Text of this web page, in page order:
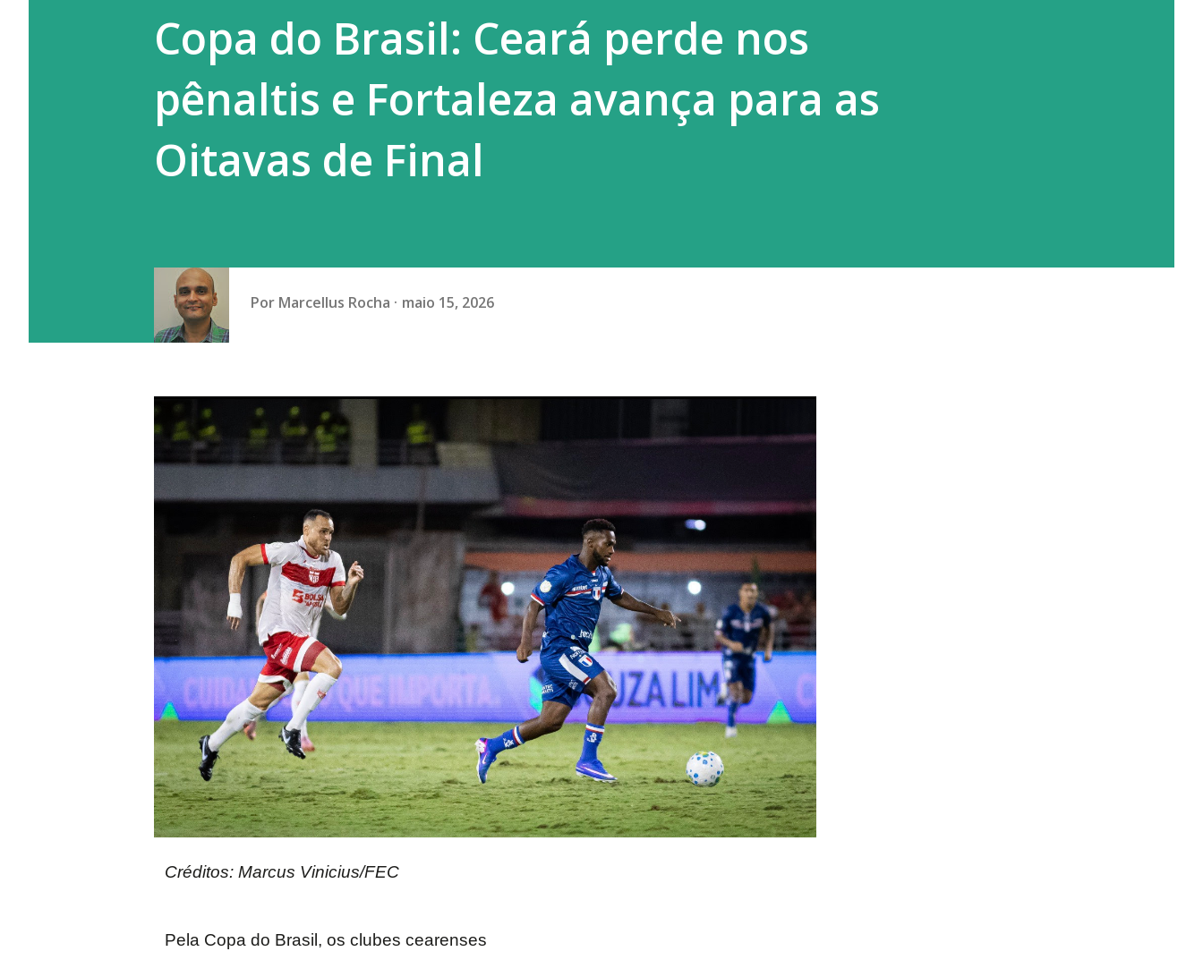
Copa do Brasil: Ceará perde nos
pênaltis e Fortaleza avança para as
Oitavas de Final
Por Marcellus Rocha maio 15, 2026
Créditos: Marcus Vinicius/FEC
Pela Copa do Brasil, os clubes cearenses